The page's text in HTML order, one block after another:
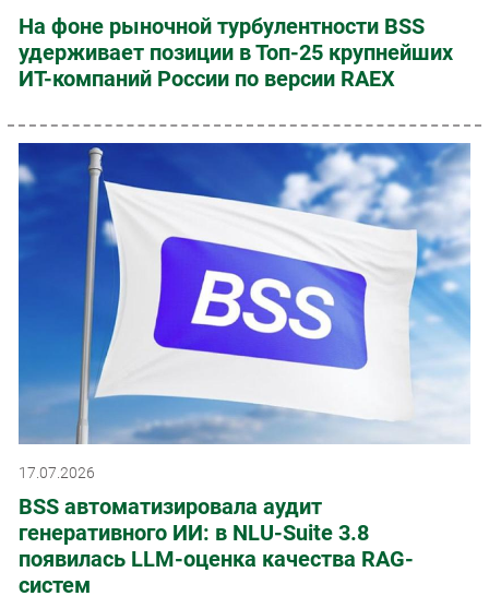
На фоне рыночной турбулентности BSS
удерживает позиции в Топ-25 крупнейших
ИТ-компаний России по версии RAEX
17.07.2026
BSS автоматизировала аудит
генеративного ИИ: в NLU-Suite 3.8
появилась LLM-оценка качества RAG-
систем